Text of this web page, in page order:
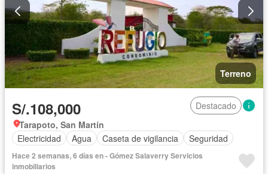
Terreno
S/.108,000
Destacado
Tarapoto, San Martín
Electricidad
Agua Caseta de vigilancia Seguridad
Hace 2 semanas, 6 días en - Gómez Salaverry Servicios
inmobiliarios